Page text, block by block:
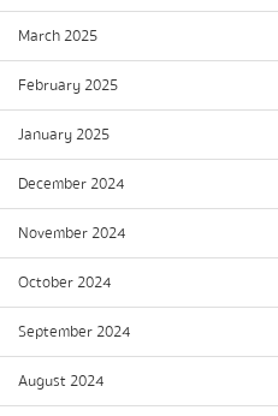
March 2025
February 2025
January 2025
December 2024
November 2024
October 2024
September 2024
August 2024